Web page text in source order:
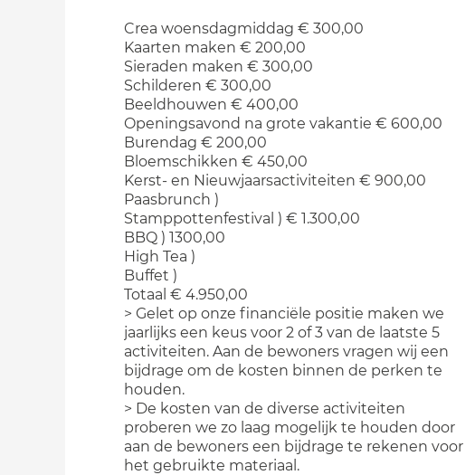
Crea woensdagmiddag € 300,00
Kaarten maken € 200,00
Sieraden maken € 300,00
Schilderen € 300,00
Beeldhouwen € 400,00
Openingsavond na grote vakantie € 600,00
Burendag € 200,00
Bloemschikken € 450,00
Kerst- en Nieuwjaarsactiviteiten € 900,00
Paasbrunch )
Stamppottenfestival ) € 1.300,00
BBQ ) 1300,00
High Tea )
Buffet )
Totaal € 4.950,00
> Gelet op onze financiële positie maken we
jaarlijks een keus voor 2 of 3 van de laatste 5
activiteiten. Aan de bewoners vragen wij een
bijdrage om de kosten binnen de perken te
houden.
> De kosten van de diverse activiteiten
proberen we zo laag mogelijk te houden door
aan de bewoners een bijdrage te rekenen voor
het gebruikte materiaal.